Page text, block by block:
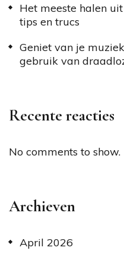
Het meeste halen
tips en trucs
Geniet van je
gebruik van
Recente reacties
No comments to show.
Archieven
April 2026